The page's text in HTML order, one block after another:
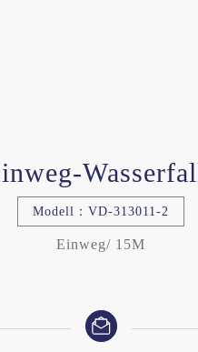
Modell：VD-313011-2
Einweg/ 15M